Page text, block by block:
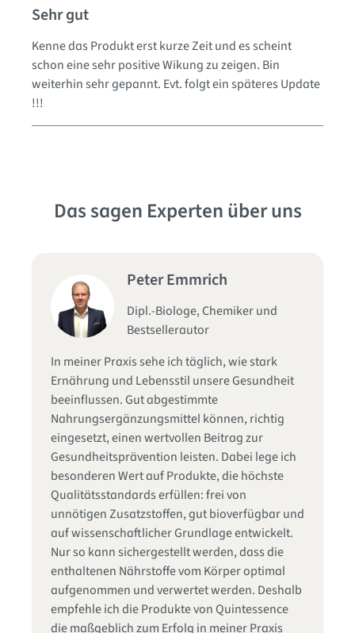
Bewertung mit 5 von 5 Sternen
Sehr gut
Kenne das Produkt erst kurze Zeit und es scheint
schon eine sehr positive Wikung zu zeigen. Bin
weiterhin sehr gepannt. Evt. folgt ein späteres Update
!!!
Das sagen Experten über uns
Peter Emmrich
Dipl.-Biologe, Chemiker und
Bestsellerautor
In meiner Praxis sehe ich täglich, wie stark
Ernährung und Lebensstil unsere Gesundheit
beeinflussen. Gut abgestimmte
Nahrungsergänzungsmittel können, richtig
eingesetzt, einen wertvollen Beitrag zur
Gesundheitsprävention leisten. Dabei lege ich
besonderen Wert auf Produkte, die höchste
Qualitätsstandards erfüllen: frei von
unnötigen Zusatzstoffen, gut bioverfügbar und
auf wissenschaftlicher Grundlage entwickelt.
Nur so kann sichergestellt werden, dass die
enthaltenen Nährstoffe vom Körper optimal
aufgenommen und verwertet werden. Deshalb
empfehle ich die Produkte von Quintessence
die maßgeblich zum Erfolg in meiner Praxis